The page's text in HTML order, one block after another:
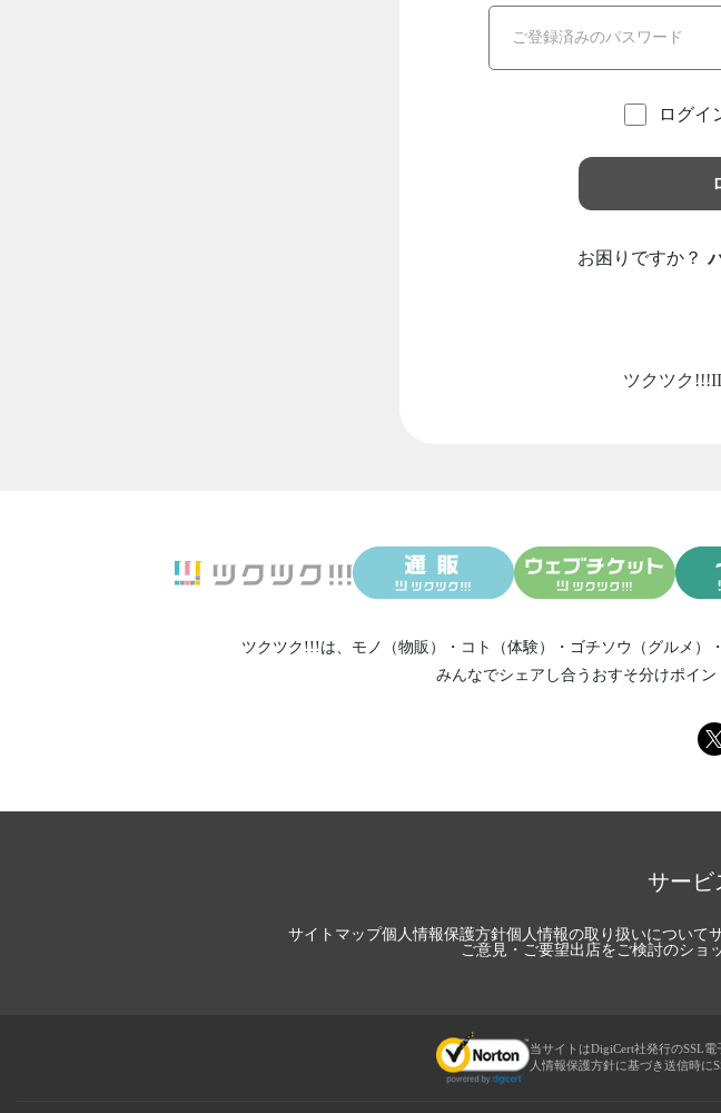
ログイ
お困りですか？
ツクツク
ツクツク!!!は、 モノ（物販） ・ コト（体験） ・ ゴチソウ（グルメ） ・
みんなでシェアし合う おすそ分けポイン
サー
サイトマップ個人情報保護方針個人情報の取り扱いについて
ご意見・ご要望出店をご検討のショ
当サイトはDigiCert社発行のSSL
人情報保護方針に基づき送信時に